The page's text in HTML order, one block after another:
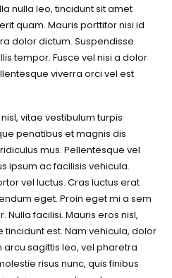
nulla leo, tincidunt sit amet
quam. Mauris porttitor nisi id
dolor dictum. Suspendisse
tempor. Fusce vel nisi a dolor
viverra orci vel est
vitae vestibulum turpis
penatibus et magnis dis
mus. Pellentesque vel
ipsum ac facilisis vehicula.
vel luctus. Cras luctus erat
eget. Proin eget mi a sem
facilisi. Mauris eros nisl,
est. Nam vehicula, dolor
sagittis leo, vel pharetra
risus nunc, quis finibus